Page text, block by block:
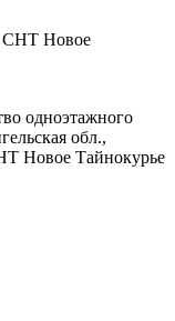
СНТ Новое
одноэтажного
обл.,
Новое Тайнокурье